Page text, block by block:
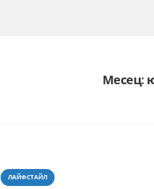
Месец:
Categories
ЛАЙФСТАЙЛ